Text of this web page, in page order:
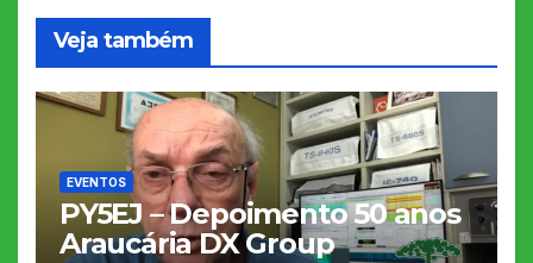
Veja também
EVENTOS
PY5EJ – Depoimento 50 anos
Araucária DX Group